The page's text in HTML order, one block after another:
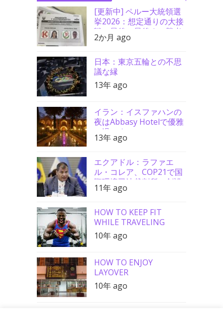
[更新中] ペルー大統領選
挙2026：想定通りの大接
戦、最後の最後まで勝者
分からず
2か月 ago
日本：東京五輪との不思
議な縁
13年 ago
イラン：イスファハンの
夜はAbbasy Hotelで優雅
に過ごす
13年 ago
エクアドル：ラファエ
ル・コレア、COP21で国
際環境司法裁判所の創設
を要請
11年 ago
HOW TO KEEP FIT
WHILE TRAVELING
10年 ago
HOW TO ENJOY
LAYOVER
10年 ago